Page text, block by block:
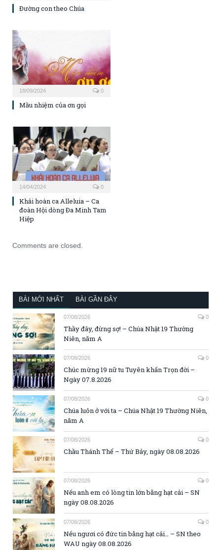
Đường con theo Chúa
18/09/2024 0
Mầu nhiệm của ơn gọi
14/04/2024 0
Khải hoàn ca Alleluia – Ca
đoàn Hội dòng Đa Minh Tam
Hiệp
Comments are closed.
BÀI MỚI NHẤT BÀI GẦN ĐÂY
07/08/2026 0
Thầy đây, đừng sợ! – Chúa Nhật 19 Thường
Niên, năm A
07/08/2026 0
Chúc mừng 19 nữ tu Tuyên khấn Trọn đời –
Ngày 07.8.2026
07/08/2026 0
Chúa luôn ở với ta – Chúa Nhật 19 Thường Niên,
năm A
07/08/2026 0
Chầu Thánh Thể – Thứ Bảy, ngày 08.08.2026
07/08/2026 0
Nếu anh em có lòng tin lớn bằng hạt cải – SN
ngày 08.08.2026
07/08/2026 0
Nếu ngươi có đức tin bằng hạt cải… – SN theo
WAU ngày 08.08.2026